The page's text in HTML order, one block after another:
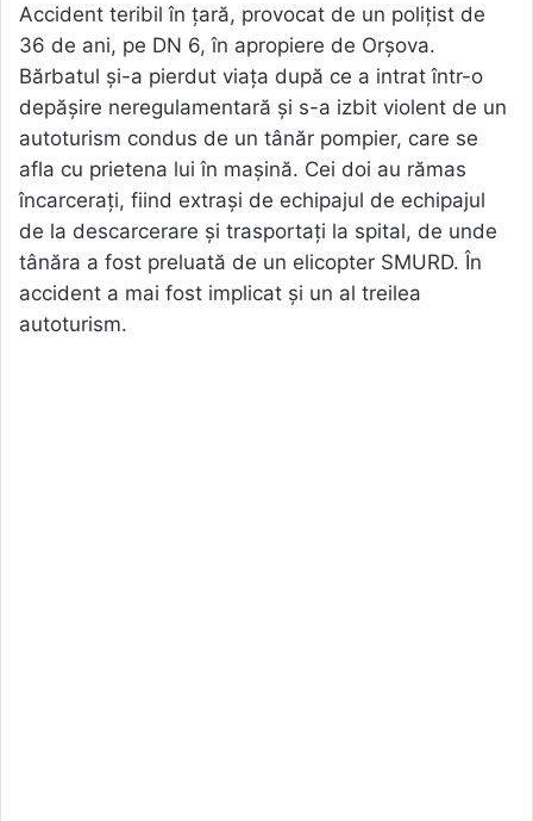
Accident teribil în țară, provocat de un polițist de
36 de ani, pe DN 6, în apropiere de Orșova.
Bărbatul și-a pierdut viața după ce a intrat într-o
depășire neregulamentară și s-a izbit violent de un
autoturism condus de un tânăr pompier, care se
afla cu prietena lui în mașină. Cei doi au rămas
încarcerați, fiind extrași de echipajul de echipajul
de la descarcerare și trasportați la spital, de unde
tânăra a fost preluată de un elicopter SMURD. În
accident a mai fost implicat și un al treilea
autoturism.